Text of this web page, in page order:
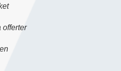
offerter